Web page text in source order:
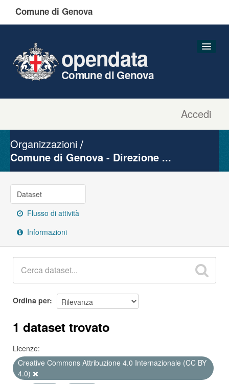
Comune di Genova
Accedi
opendata
Comune di Genova
Gruppi
Organizzazioni
Comune di Genova - Direzione ...
Dataset
Flusso di attività
Informazioni
Ordina per
1 dataset trovato
Licenze:
Creative Commons Attribuzione 4.0 Internazionale (CC BY
4.0)